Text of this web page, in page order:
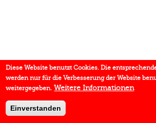
Diese Website benutzt Cookies. Die
werden nur für die Verbesserung der Website
weitergegeben. Weitere Informationen
Einverstanden